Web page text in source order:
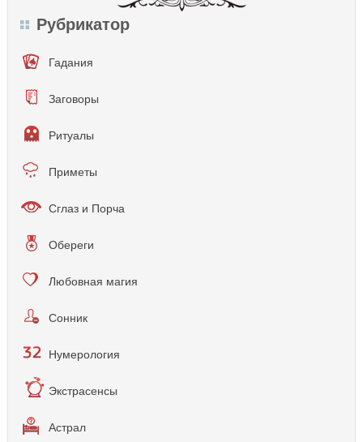
Рубрикатор
Гадания
Заговоры
Ритуалы
Приметы
Сглаз и Порча
Обереги
Любовная магия
Сонник
Нумерология
Экстрасенсы
Астрал